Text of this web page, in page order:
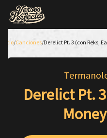
Inicio/Canciones/Derelict Pt. 3 (con Reks,
Derelict Pt.